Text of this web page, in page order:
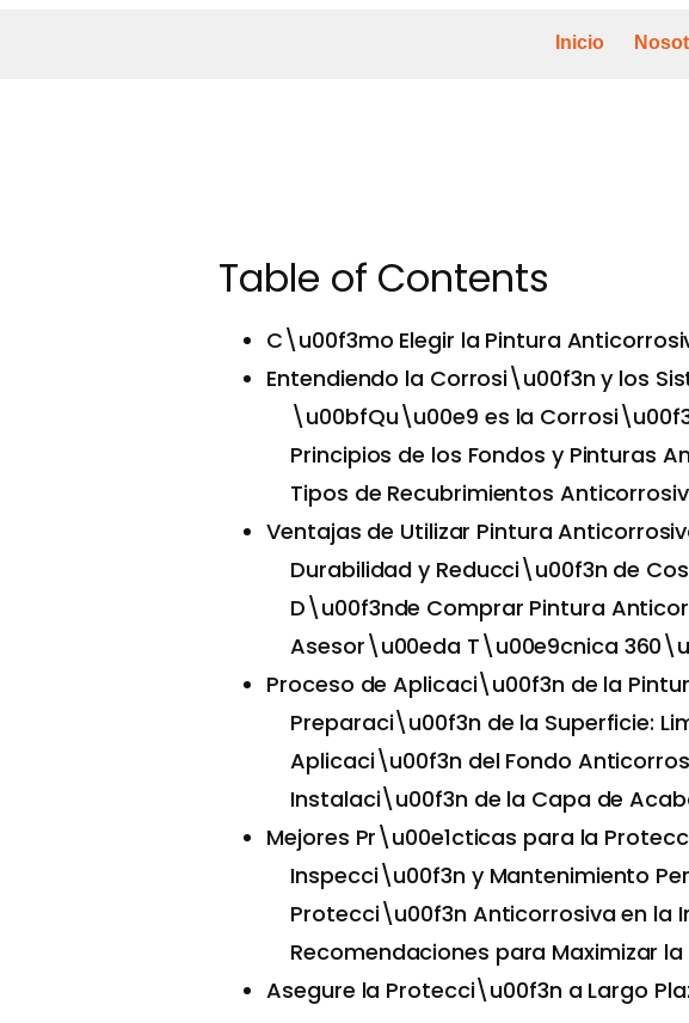
Inicio
Table of Contents
C\u00f3mo Elegir la Pintura
Entendiendo la Corrosi\u00f3n y los
\u00bfQu\u00e9 es la
Principios de los Fondos y Pinturas
Tipos de Recubrimientos
Ventajas de Utilizar Pintura
Durabilidad y Reducci\u00f3n de
D\u00f3nde Comprar Pintura
Asesor\u00eda T\u00e9cnica
Proceso de Aplicaci\u00f3n de la
Preparaci\u00f3n de la Superficie:
Aplicaci\u00f3n del Fondo
Instalaci\u00f3n de la Capa de
Mejores Pr\u00e1cticas para la
Inspecci\u00f3n y Mantenimiento
Protecci\u00f3n Anticorrosiva en la
Recomendaciones para Maximizar
Asegure la Protecci\u00f3n a Largo